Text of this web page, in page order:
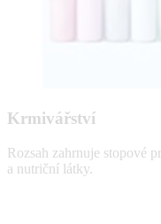
Krmivářství
Rozsah zahrnuje stopové
a nutriční látky.